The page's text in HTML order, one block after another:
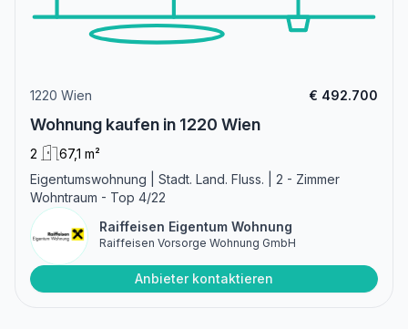
1220 Wien € 492.700
Wohnung kaufen in 1220 Wien
2
67,1 m²
Eigentumswohnung | Stadt. Land. Fluss. | 2 - Zimmer
Wohntraum - Top 4/22
Raiffeisen Eigentum Wohnung
Raiffeisen Vorsorge Wohnung GmbH
Anbieter kontaktieren